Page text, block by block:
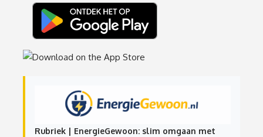
Rubriek | EnergieGewoon: slim omgaan met